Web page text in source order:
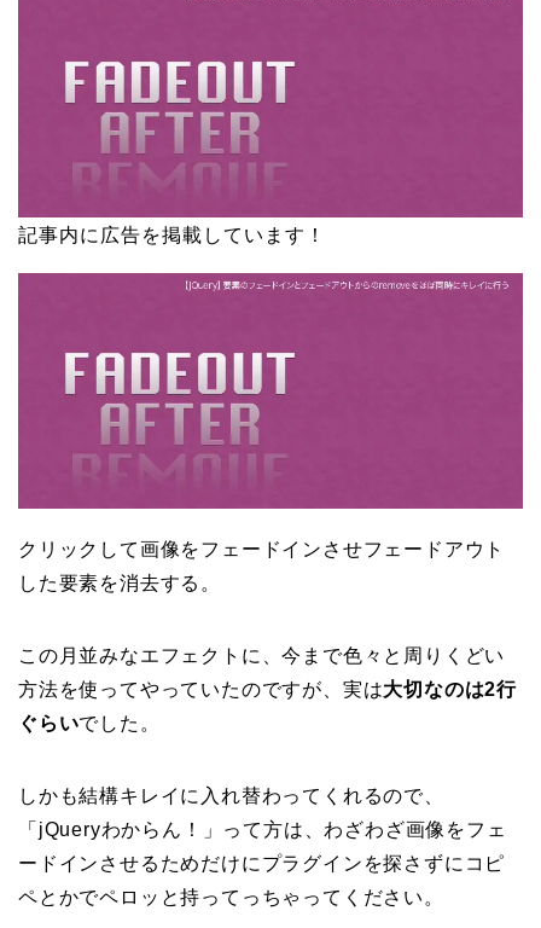
記事内に広告を掲載しています！
クリックして画像をフェードインさせフェードアウト
した要素を消去する。
この月並みなエフェクトに、今まで色々と周りくどい
方法を使ってやっていたのですが、実は大切なのは2行
ぐらいでした。
しかも結構キレイに入れ替わってくれるので、
「jQueryわからん！」って方は、わざわざ画像をフェ
ードインさせるためだけにプラグインを探さずにコピ
ペとかでペロッと持ってっちゃってください。